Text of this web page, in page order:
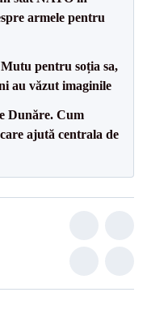
armele pentru
pentru soția sa,
au văzut imaginile
Dunăre. Cum
ajută centrala de